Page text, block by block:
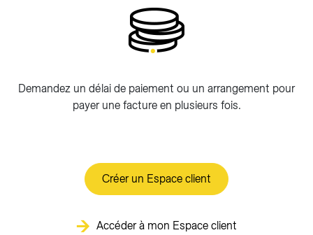
Demandez un délai de paiement ou un arrangement pour
payer une facture en plusieurs fois.
Créer un Espace client
Accéder à mon Espace client